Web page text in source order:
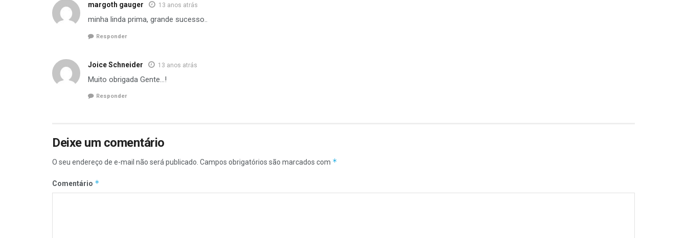
margoth gauger 13 anos atrás
minha linda prima, grande sucesso..
Responder
Joice Schneider 13 anos atrás
Muito obrigada Gente…!
Responder
Deixe um comentário
O seu endereço de e-mail não será publicado. Campos obrigatórios são marcados com *
Comentário *